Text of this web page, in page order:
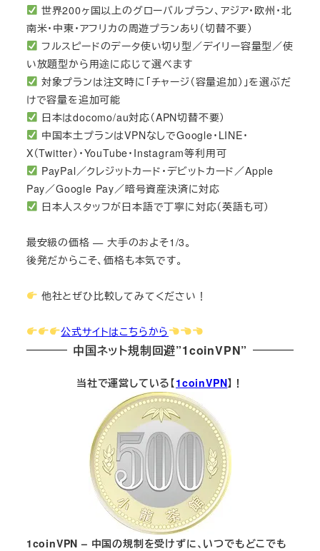
世界200ヶ国以上のグローバルプラン、アジア・欧州・北
南米・中東・アフリカの周遊プランあり（切替不要）
フルスピードのデータ使い切り型／デイリー容量型／使
い放題型から用途に応じて選べます
対象プランは注文時に「チャージ（容量追加）」を選ぶだ
けで容量を追加可能
日本はdocomo/au対応（APN切替不要）
中国本土プランはVPNなしでGoogle・LINE・
X（Twitter）・YouTube・Instagram等利用可
PayPal／クレジットカード・デビットカード／Apple
Pay／Google Pay／暗号資産決済に対応
日本人スタッフが日本語で丁寧に対応（英語も可）
最安級の価格 — 大手のおよそ1/3。
後発だからこそ、価格も本気です。
他社とぜひ比較してみてください！
公式サイトはこちらから
中国ネット規制回避”1coinVPN”
当社で運営している【1coinVPN】！
1coinVPN – 中国の規制を受けずに、いつでもどこでも